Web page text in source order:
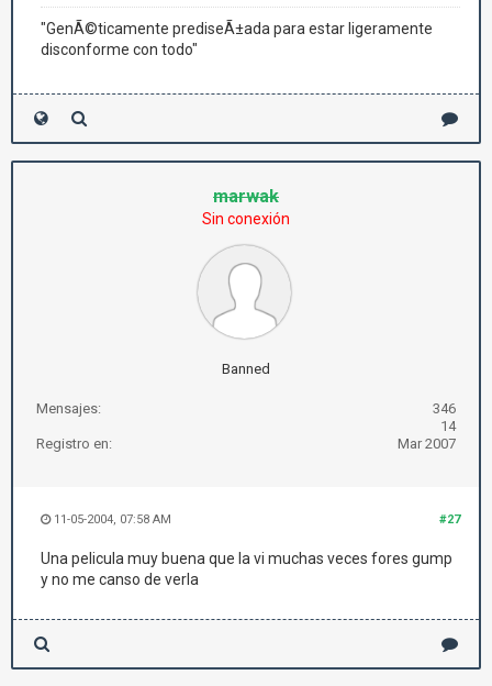
"GenÃ©ticamente prediseÃ±ada para estar ligeramente
disconforme con todo"
marwak
Sin conexión
Banned
Mensajes:
346
14
Registro en:
Mar 2007
#27
11-05-2004, 07:58 AM
Una pelicula muy buena que la vi muchas veces fores gump
y no me canso de verla